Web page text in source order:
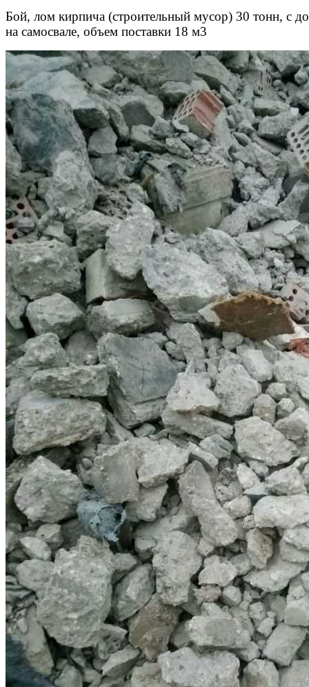
Бой, лом кирпича (строительный мусор) 30 тонн, с
на самосвале, объем поставки 18 м3